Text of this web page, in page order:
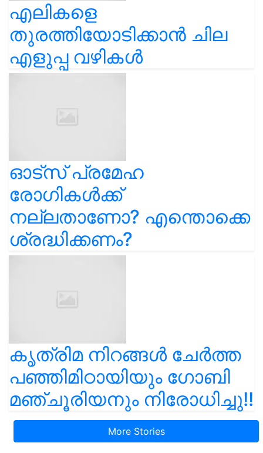
എലികളെ
തുരത്തിയോടിക്കാൻ ചില
എളുപ്പ വഴികൾ
ഓട്സ് പ്രമേഹ
രോഗികൾക്ക്
നല്ലതാണോ? എന്തൊക്കെ
ശ്രദ്ധിക്കണം?
കൃത്രിമ നിറങ്ങൾ ചേർത്ത
പഞ്ഞിമിഠായിയും ഗോബി
മഞ്ചൂരിയനും നിരോധിച്ചു!!
More Stories